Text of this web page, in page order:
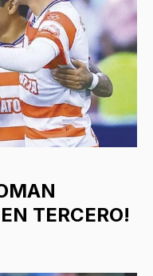
TERCERO!